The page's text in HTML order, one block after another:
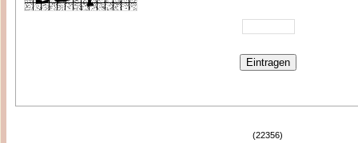
(22356)